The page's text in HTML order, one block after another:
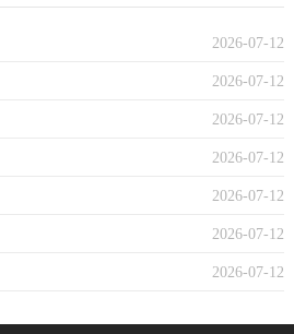
2026-07-12
2026-07-12
2026-07-12
2026-07-12
2026-07-12
2026-07-12
2026-07-12